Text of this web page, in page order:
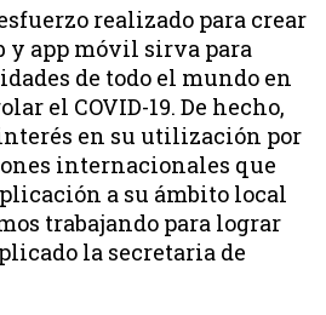
realizado para crear
y app móvil sirva para
de todo el mundo en
el COVID-19. De hecho,
en su utilización por
internacionales que
a su ámbito local
trabajando para lograr
la secretaria de